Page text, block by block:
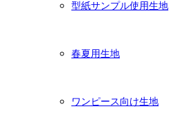
型紙サンプル使用生地
春夏用生地
ワンピース向け生地